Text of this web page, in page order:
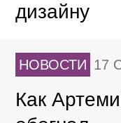
дизайну
НОВОСТИ 17
Как